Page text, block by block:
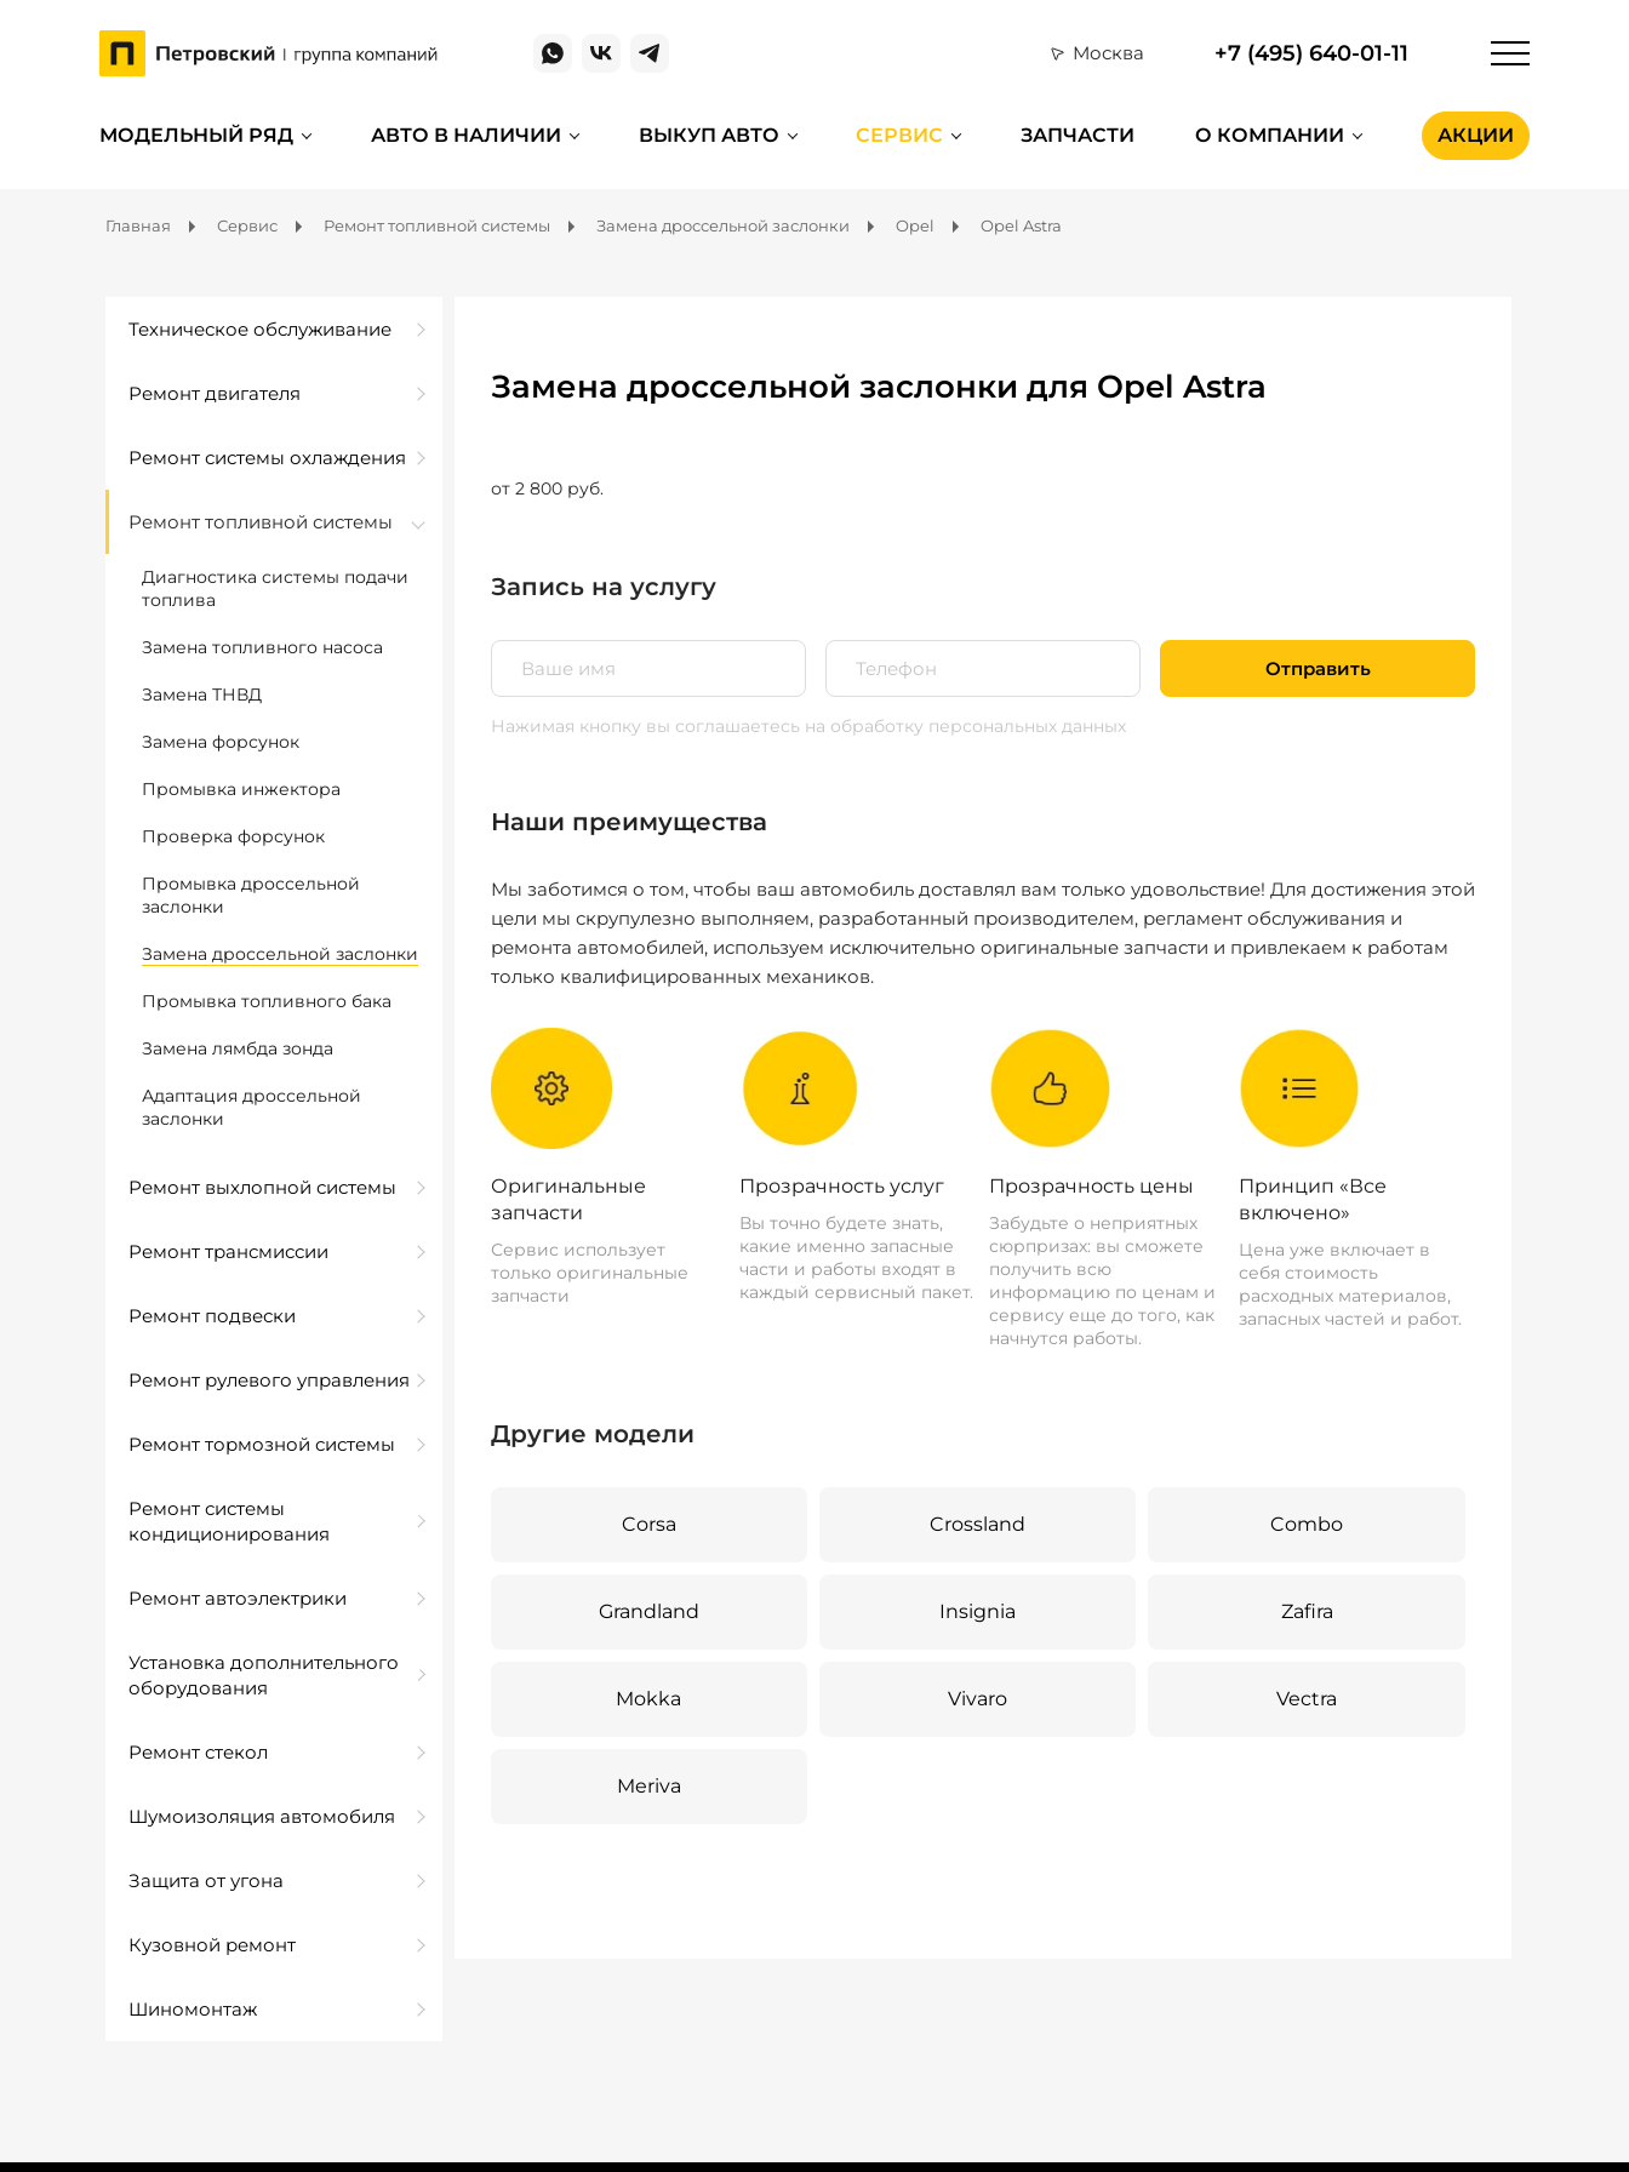
Москва +7 (495) 640-01-11
МОДЕЛЬНЫЙ РЯД АВТО В НАЛИЧИИ ВЫКУП АВТО СЕРВИС ЗАПЧАСТИ О КОМПАНИИ АКЦИИ
Главная Сервис Ремонт топливной системы Замена дроссельной заслонки Opel Opel Astra
Техническое обслуживание
Ремонт двигателя
Ремонт системы охлаждения
Ремонт топливной системы
Диагностика системы подачи
топлива
Замена топливного насоса
Замена ТНВД
Замена форсунок
Промывка инжектора
Проверка форсунок
Промывка дроссельной
заслонки
Замена дроссельной заслонки
Промывка топливного бака
Замена лямбда зонда
Адаптация дроссельной
заслонки
Ремонт выхлопной системы
Ремонт трансмиссии
Ремонт подвески
Ремонт рулевого управления
Ремонт тормозной системы
Ремонт системы
кондиционирования
Ремонт автоэлектрики
Установка дополнительного
оборудования
Ремонт стекол
Шумоизоляция автомобиля
Защита от угона
Кузовной ремонт
Шиномонтаж
Замена дроссельной заслонки для Opel Astra
от 2 800 руб.
Запись на услугу
Отправить
Нажимая кнопку вы соглашаетесь на обработку персональных данных
Наши преимущества
Мы заботимся о том, чтобы ваш автомобиль доставлял вам только удовольствие! Для достижения этой
цели мы скрупулезно выполняем, разработанный производителем, регламент обслуживания и
ремонта автомобилей, используем исключительно оригинальные запчасти и привлекаем к работам
только квалифицированных механиков.
Оригинальные
запчасти
Сервис использует
только оригинальные
запчасти
Прозрачность услуг
Вы точно будете знать,
какие именно запасные
части и работы входят в
каждый сервисный пакет.
Прозрачность цены
Забудьте о неприятных
сюрпризах: вы сможете
получить всю
информацию по ценам и
сервису еще до того, как
начнутся работы.
Принцип «Все
включено»
Цена уже включает в
себя стоимость
расходных материалов,
запасных частей и работ.
Другие модели
Corsa Crossland Combo
Grandland Insignia Zafira
Mokka Vivaro Vectra
Meriva